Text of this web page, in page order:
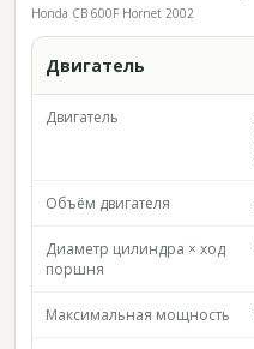
Honda CB 600F Hornet 2002
Двигатель
Двигатель
Объём двигателя
Диаметр цилиндра × ход
поршня
Максимальная мощность